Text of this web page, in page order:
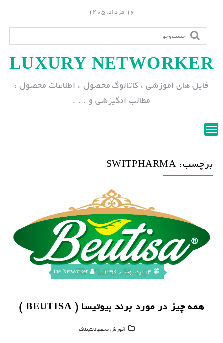
p
n
16 مرداد, 1405
LUXURY NETWORKER
فایل های اموزشی ، کاتالوگ محصول ، اطلاعات محصول ،
مطالب انگیزشی و . . .
برچسب: SWITPHARMA
14 اردیبهشت, 1396 the Networker
همه چیز در مورد برند بیوتیسا ( BEUTISA )
آموزش محصولات,بلاگ